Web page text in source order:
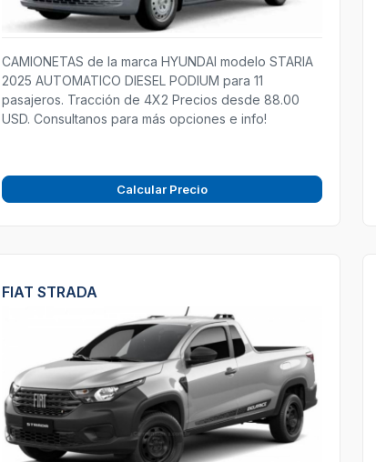
CAMIONETAS de la marca HYUNDAI modelo STARIA
2025 AUTOMATICO DIESEL PODIUM para 11
pasajeros. Tracción de 4X2 Precios desde 88.00
USD. Consultanos para más opciones e info!
Calcular Precio
FIAT STRADA